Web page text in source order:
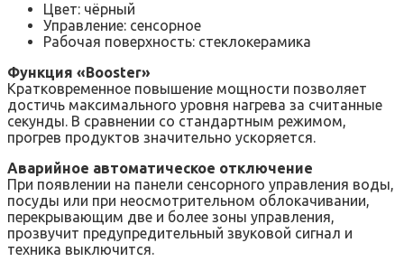
Цвет: чёрный
Управление: сенсорное
Рабочая поверхность: стеклокерамика
Функция «Booster»
Кратковременное повышение мощности позволяет
достичь максимального уровня нагрева за считанные
секунды. В сравнении со стандартным режимом,
прогрев продуктов значительно ускоряется.
Аварийное автоматическое отключение
При появлении на панели сенсорного управления воды,
посуды или при неосмотрительном облокачивании,
перекрывающим две и более зоны управления,
прозвучит предупредительный звуковой сигнал и
техника выключится.